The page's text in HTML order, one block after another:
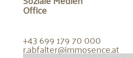
Office
+43 699 179 70 000
r.abfalter@immosence.at